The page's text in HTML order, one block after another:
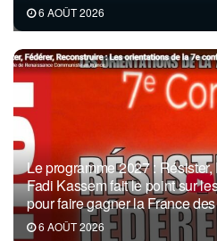
6 AOÛT 2026
Le programme 2027 :
Fadi Kassem fait le point sur
pour faire gagner la France
6 AOÛT 2026